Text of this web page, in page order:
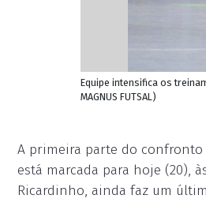
Equipe intensifica os
MAGNUS FUTSAL)
A primeira parte do confronto
está marcada para hoje (20),
Ricardinho, ainda faz um